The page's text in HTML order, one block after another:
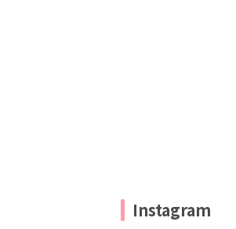
Instagram